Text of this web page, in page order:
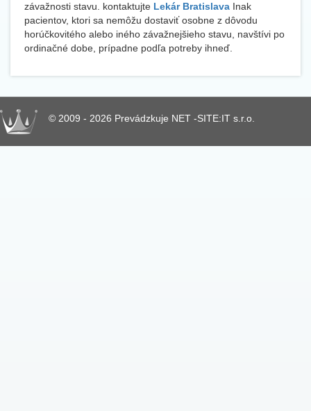
závažnosti stavu. kontaktujte Lekár Bratislava Inak
pacientov, ktori sa nemôžu dostaviť osobne z dôvodu
horúčkovitého alebo iného závažnejšieho stavu, navštívi po
ordinačné dobe, prípadne podľa potreby ihneď.
© 2009 - 2026 Prevádzkuje NET -SITE:IT s.r.o.